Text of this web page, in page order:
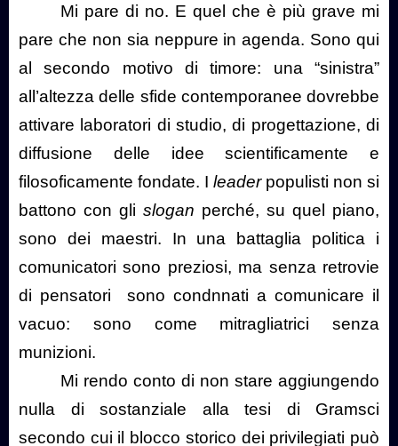
Mi pare di no. E quel che è più grave mi
pare che non sia neppure in agenda. Sono qui
al secondo motivo di timore: una “sinistra”
all’altezza delle sfide contemporanee dovrebbe
attivare laboratori di studio, di progettazione, di
diffusione delle idee scientificamente e
filosoficamente fondate. I leader populisti non si
battono con gli slogan perché, su quel piano,
sono dei maestri. In una battaglia politica i
comunicatori sono preziosi, ma senza retrovie
di pensatori
sono condnnati a comunicare il
vacuo: sono come mitragliatrici senza
munizioni.
Mi rendo conto di non stare aggiungendo
nulla di sostanziale alla tesi di Gramsci
secondo cui il blocco storico dei privilegiati può